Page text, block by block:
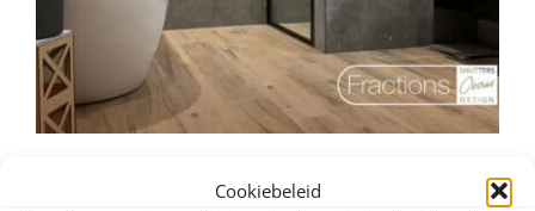
Cookiebeleid